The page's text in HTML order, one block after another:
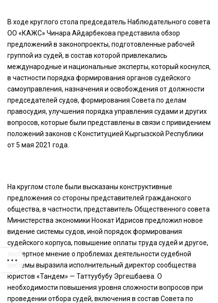
В ходе круглого стола председатель Наблюдательного совета
ОО «КАЖС» Чинара Айдарбекова представила обзор
предложений в законопроекты, подготовленные рабочей
группой из судей, в состав которой привлекались
международные и национальные эксперты, который коснулся,
в частности порядка формирования органов судейского
самоуправления, назначения и освобождения от должности
председателей судов, формирования Совета по делам
правосудия, улучшения порядка управления судами и других
вопросов, которые были представлены в связи с привидением
положений законов с Конституцией Кыргызской Республики
от 5 мая 2021 года.
На круглом столе были высказаны конструктивные
предложения со стороны представителей гражданского
общества, в частности, представитель Общественного совета
Министерства экономики Ноокат Идрисов предложил новое
видение системы судов, иной порядок формирования
судейского корпуса, повышение оплаты труда судей и другое,
экспертное мнение о проблемах деятельности судебной
системы выразила исполнительный директор сообщества
юристов «Тандем» — Таттуубубу Эргешбаева. О
необходимости повышения уровня сложности вопросов при
проведении отбора судей, включения в состав Совета по